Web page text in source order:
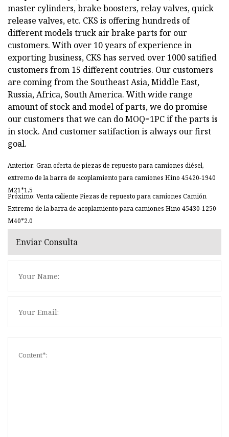
master cylinders, brake boosters, relay valves, quick
release valves, etc. CKS is offering hundreds of
different models truck air brake parts for our
customers. With over 10 years of experience in
exporting business, CKS has served over 1000 satified
customers from 15 different coutries. Our customers
are coming from the Southeast Asia, Middle East,
Russia, Africa, South America. With wide range
amount of stock and model of parts, we do promise
our customers that we can do MOQ=1PC if the parts is
in stock. And customer satifaction is always our first
goal.
Anterior: Gran oferta de piezas de repuesto para camiones diésel,
extremo de la barra de acoplamiento para camiones Hino 45420-1940
M21*1,5
Próximo: Venta caliente Piezas de repuesto para camiones Camión
Extremo de la barra de acoplamiento para camiones Hino 45430-1250
M40*2.0
Enviar Consulta